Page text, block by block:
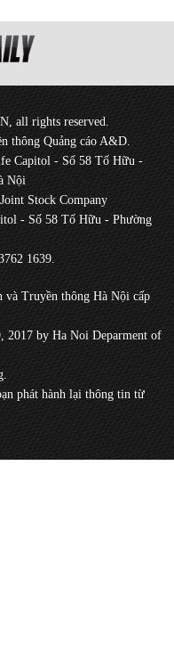
all rights reserved.
thông Quảng cáo A&D.
Capitol - Số 58 Tố Hữu -
Nội
Stock Company
- Số 58 Tố Hữu - Phường
1639.
Truyền thông Hà Nội cấp
2017 by Ha Noi Deparment of
phát hành lại thông tin từ